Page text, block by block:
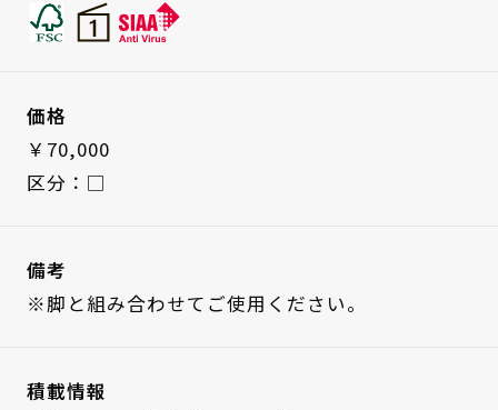
価格
￥70,000
区分：□
備考
※脚と組み合わせてご使用ください。
積載情報